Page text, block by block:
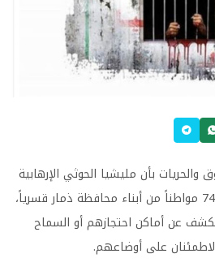
بأن مليشيا الحوثي الإرهابية
لا تزال تقوم بإخفاء أكثر من 74 مواطناً من أبناء محافظة ذمار قسرياً،
دون الكشف عن أماكن احتجازهم أو السماح
على أوضاعهم.